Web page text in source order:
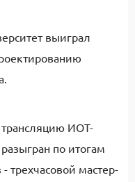
выиграл
трансляцию ИОТ-
по итогам
трехчасовой мастер-